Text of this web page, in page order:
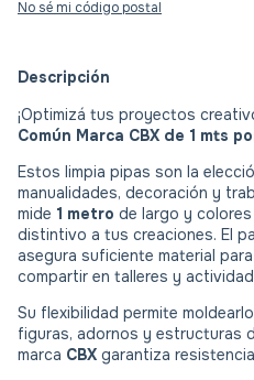
No sé mi código postal
Descripción
¡Optimizá tus proyectos
Común Marca CBX de 1 mts
Estos limpia pipas son la
manualidades, decoración y
mide 1 metro de largo y
distintivo a tus creaciones. El
asegura suficiente material
compartir en talleres y
Su flexibilidad permite
figuras, adornos y estructuras
marca CBX garantiza